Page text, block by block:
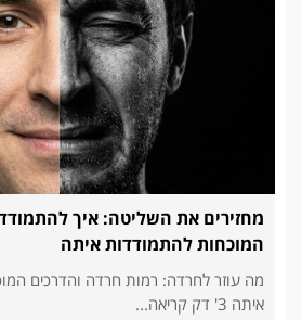
מחזירים את השליטה: איך
המוכחות להתמודדות איתה
מה עוזר לחרדה: רמות חרדה והדרכים
איתה 3' דק קריאה...